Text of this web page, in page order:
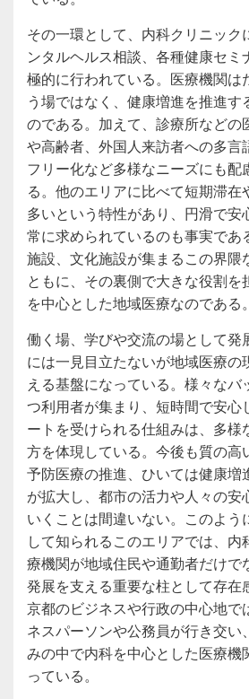
その一環として、内科クリニック
ンタルヘルス相談、各種健康セミ
極的に行われている。医療機関は
う場ではなく、健康増進を推進す
のである。加えて、診療所などの
や高齢者、外国人来訪者への多言
フリー化など多様なニーズにも配
る。他のエリアに比べて短期滞在
多いという特性があり、円滑で安
常に求められているのも事実であ
施設、文化施設が集まるこの界隈
ともに、その裏側で大きな役割を
を中心とした地域医療なのである。
働く場、学びや交流の場として発
には一見目立たないが地域医療の
える基盤になっている。様々な
つ利用者が集まり、短時間で安心
ートを受けられる仕組みは、多様
方を体現している。今後も質の高
予防医療の推進、ひいては健康増
が拡大し、都市の活力や人々の安
いくことは間違いない。このよう
して知られるこのエリアでは、内
療機関が地域住民や通勤者だけで
発展を支える重要な柱として存在
京都のビジネスや行政の中心地で
ネスパーソンや公務員が行き交い
みの中で内科を中心とした医療機
っている。